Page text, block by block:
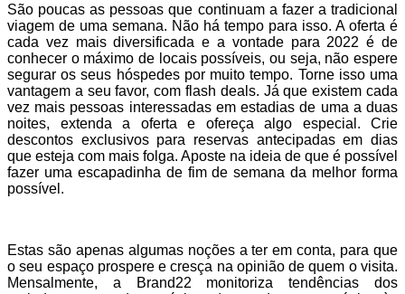
São poucas as pessoas que continuam a fazer a tradicional
viagem de uma semana. Não há tempo para isso. A oferta é
cada vez mais diversificada e a vontade para 2022 é de
conhecer o máximo de locais possíveis, ou seja, não espere
segurar os seus hóspedes por muito tempo. Torne isso uma
vantagem a seu favor, com flash deals. Já que existem cada
vez mais pessoas interessadas em estadias de uma a duas
noites, extenda a oferta e ofereça algo especial. Crie
descontos exclusivos para reservas antecipadas em dias
que esteja com mais folga. Aposte na ideia de que é possível
fazer uma escapadinha de fim de semana da melhor forma
possível.
Estas são apenas algumas noções a ter em conta, para que
o seu espaço prospere e cresça na opinião de quem o visita.
Mensalmente, a Brand22 monitoriza tendências dos